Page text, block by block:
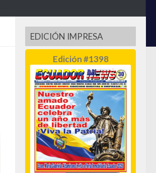
EDICIÓN IMPRESA
Edición #1398